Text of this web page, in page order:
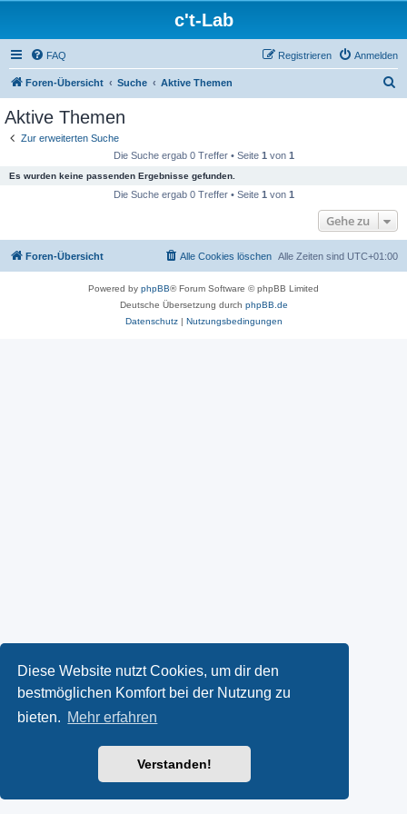
Diese Website nutzt Cookies, um dir den
bestmöglichen Komfort bei der Nutzung zu
bieten. Mehr erfahren
Verstanden!
c't-Lab
FAQ Anmelden
Registrieren
Foren-Übersicht Suche Aktive Themen
Aktive Themen
Zur erweiterten Suche
Die Suche ergab 0 Treffer • Seite 1 von 1
Es wurden keine passenden Ergebnisse gefunden.
Die Suche ergab 0 Treffer • Seite 1 von 1
Gehe zu
Foren-Übersicht Alle Zeiten sind UTC+01:00
Alle Cookies löschen
Powered by phpBB® Forum Software © phpBB Limited
Deutsche Übersetzung durch phpBB.de
Datenschutz| Nutzungsbedingungen